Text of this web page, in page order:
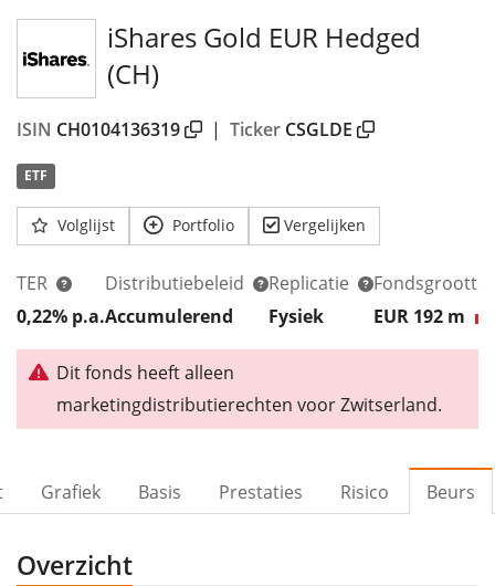
iShares Gold EUR Hedged
(CH)
ISIN CH0104136319 | Ticker CSGLDE
ETF
Volglijst Portfolio Vergelijken
TER
0,22% p.a.
Distributiebeleid
Accumulerend
Replicatie
Fysiek
Fondsgrootte
EUR 192 m
Dit fonds heeft alleen
marketingdistributierechten voor Zwitserland.
Grafiek Basis Prestaties Risico Beurs
Overzicht